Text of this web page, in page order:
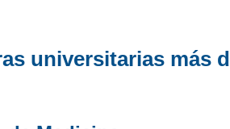
universitarias más